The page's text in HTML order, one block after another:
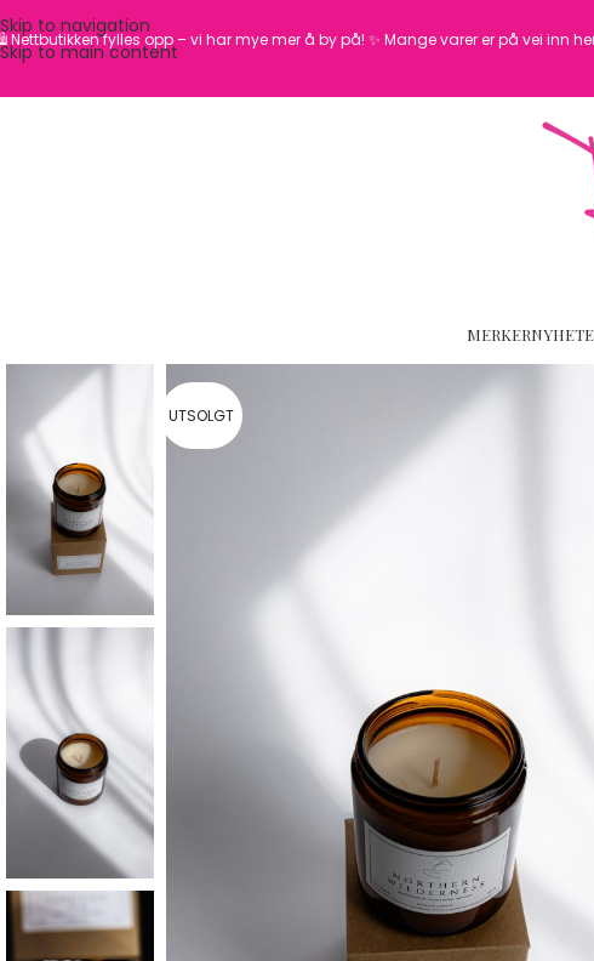
Skip to navigation
Skip to main content
Nettbutikken fylles opp – vi har mye mer å by på! ✨ Mange varer er på vei inn
MERKER
UTSOLGT